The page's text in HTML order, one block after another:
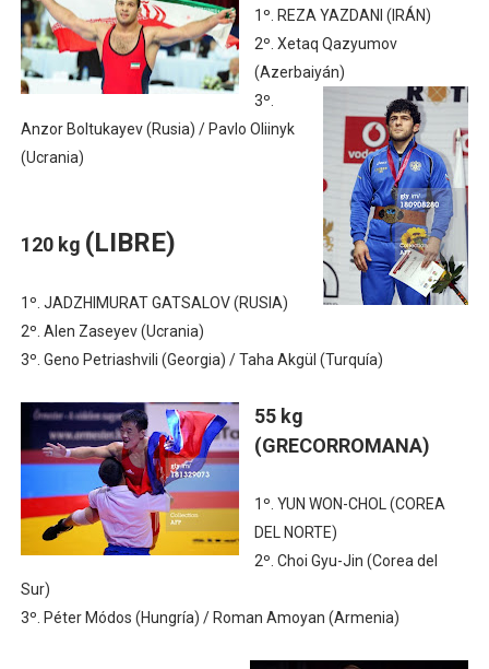
1º. REZA YAZDANI (IRÁN)
2º. Xetaq Qazyumov
(Azerbaiyán)
3º.
Anzor Boltukayev (Rusia) / Pavlo Oliinyk
(Ucrania)
120 kg (LIBRE)
1º. JADZHIMURAT GATSALOV (RUSIA)
2º. Alen Zaseyev (Ucrania)
3º. Geno Petriashvili (Georgia) / Taha Akgül (Turquía)
55 kg
(GRECORROMANA)
1º. YUN WON-CHOL (COREA
DEL NORTE)
2º. Choi Gyu-Jin (Corea del
Sur)
3º. Péter Módos (Hungría) / Roman Amoyan (Armenia)